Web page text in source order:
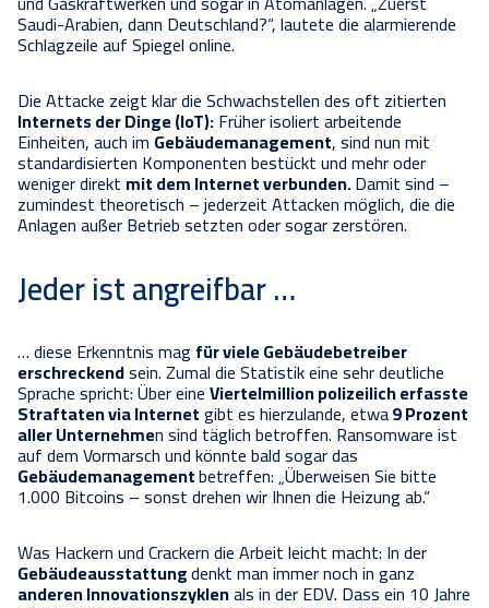
Saudi-Arabien, dann Deutschland?“, lautete die alarmierende
Schlagzeile auf Spiegel online.
Die Attacke zeigt klar die Schwachstellen des oft zitierten
Internets der Dinge (IoT):Früher isoliert arbeitende
Einheiten, auch imGebäudemanagement, sind nun mit
standardisierten Komponenten bestückt und mehr oder
weniger direkt mit dem Internet verbunden.Damit sind –
zumindest theoretisch – jederzeit Attacken möglich, die die
Anlagen außer Betrieb setzten oder sogar zerstören.
Jeder ist angreifbar …
… diese Erkenntnis mag für viele Gebäudebetreiber
erschreckendsein. Zumal die Statistik eine sehr deutliche
Sprache spricht: Über eineViertelmillion polizeilich erfasste
Straftaten via Internetgibt es hierzulande, etwa9 Prozent
aller Unternehmen sind täglich betroffen. Ransomware ist
auf dem Vormarsch und könnte bald sogar das
Gebäudemanagementbetreffen: „Überweisen Sie bitte
1.000 Bitcoins – sonst drehen wir Ihnen die Heizung ab.“
Was Hackern und Crackern die Arbeit leicht macht: In der
Gebäudeausstattungdenkt man immer noch in ganz
anderen Innovationszyklenals in der EDV. Dass ein 10 Jahre